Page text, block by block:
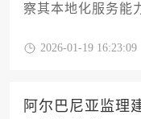
察其本地化服务能
2026-01-19 16:23:09
阿尔巴尼亚监理